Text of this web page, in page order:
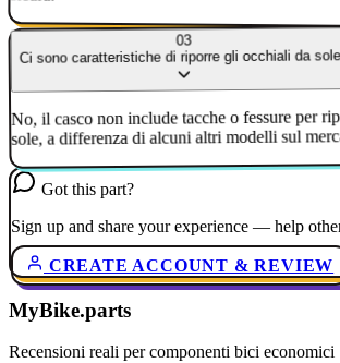
03
Ci sono caratteristiche di riporre gli occhiali da
No, il casco non include tacche o fessure per
sole, a differenza di alcuni altri modelli sul
Got this part?
Sign up and share your experience — help
CREATE ACCOUNT & REVIEW
MyBike.parts
Recensioni reali per componenti bici economici